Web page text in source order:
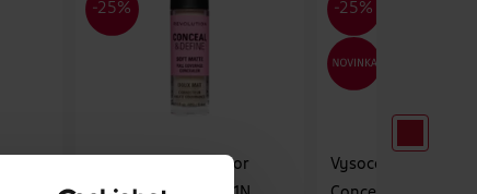
Vysoce krycí korektor
Vysoce krycí